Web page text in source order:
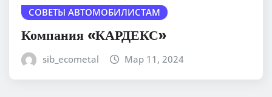
СОВЕТЫ АВТОМОБИЛИСТАМ
Компания «КАРДЕКС»
sib_ecometal Мар 11, 2024